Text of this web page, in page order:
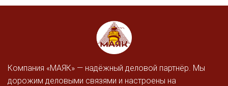
Компания «МАЯК» — надёжный деловой партнёр. Мы
дорожим деловыми связями и настроены на